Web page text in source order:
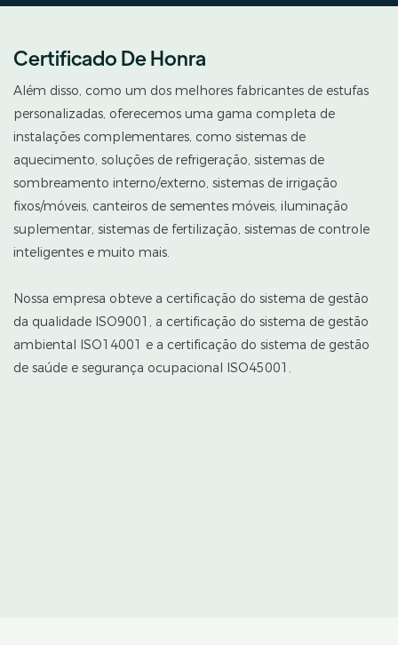
Certificado De Honra
Além disso, como um dos melhores fabricantes de estufas
personalizadas, oferecemos uma gama completa de
instalações complementares, como sistemas de
aquecimento, soluções de refrigeração, sistemas de
sombreamento interno/externo, sistemas de irrigação
fixos/móveis, canteiros de sementes móveis, iluminação
suplementar, sistemas de fertilização, sistemas de controle
inteligentes e muito mais.
Nossa empresa obteve a certificação do sistema de gestão
da qualidade ISO9001, a certificação do sistema de gestão
ambiental ISO14001 e a certificação do sistema de gestão
de saúde e segurança ocupacional ISO45001.